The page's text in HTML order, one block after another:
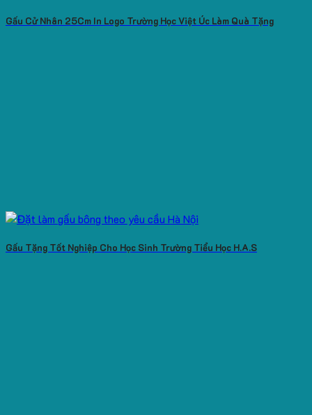
Gấu Cử Nhân 25Cm In Logo Trường Học Việt Úc Làm Quà Tặng
Gấu Tặng Tốt Nghiệp Cho Học Sinh Trường Tiểu Học H.A.S